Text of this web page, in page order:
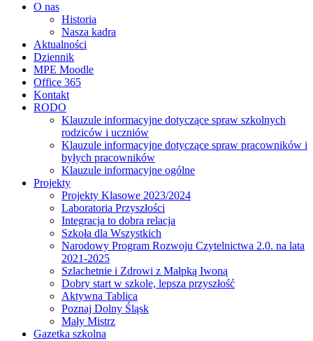
O nas
Historia
Nasza kadra
Aktualności
Dziennik
MPE Moodle
Office 365
Kontakt
RODO
Klauzule informacyjne dotyczące spraw szkolnych
rodziców i uczniów
Klauzule informacyjne dotyczące spraw pracowników i
byłych pracowników
Klauzule informacyjne ogólne
Projekty
Projekty Klasowe 2023/2024
Laboratoria Przyszłości
Integracja to dobra relacja
Szkoła dla Wszystkich
Narodowy Program Rozwoju Czytelnictwa 2.0. na lata
2021-2025
Szlachetnie i Zdrowi z Małpką Iwoną
Dobry start w szkole, lepsza przyszłość
Aktywna Tablica
Poznaj Dolny Śląsk
Mały Mistrz
Gazetka szkolna